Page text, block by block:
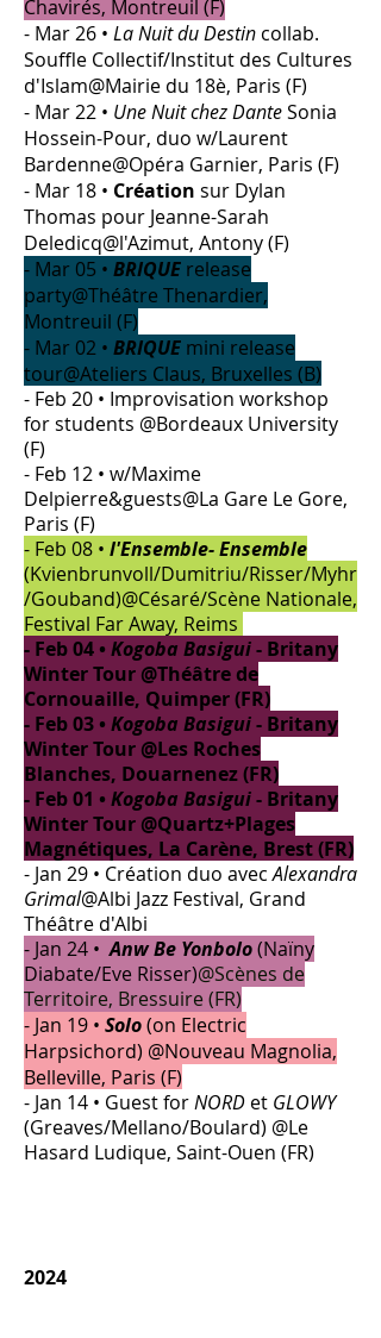
Chavirés, Montreuil (F)
- Mar 26 • La Nuit du Destin collab.
Souffle Collectif/Institut des Cultures
d'Islam@Mairie du 18è, Paris (F)
- Mar 22 • Une Nuit chez DanteSonia
Hossein-Pour, duo w/Laurent
Bardenne@Opéra Garnier, Paris (F)
- Mar 18 • Création sur Dylan
Thomas pour Jeanne-Sarah
Deledicq@l'Azimut, Antony (F)
- Mar 05 • BRIQUE release
party@Théâtre Thenardier,
Montreuil (F)
​- Mar 02 • BRIQUE mini release
tour@Ateliers Claus, Bruxelles (B)
- Feb 20 • Improvisation workshop
for students @Bordeaux University
(F)
- Feb 12 • w/Maxime
Delpierre&guests@La Gare Le Gore,
Paris (F)
- Feb 08 • l'Ensemble- Ensemble
(Kvienbrunvoll/Dumitriu/Risser/Myhr
/Gouband)@Césaré/Scène Nationale,
Festival Far Away, Reims
- Feb 04 • Kogoba Basigui- Britany
Winter Tour @Théâtre de
Cornouaille, Quimper (FR)
- Feb 03 • Kogoba Basigui- Britany
Winter Tour @Les Roches
Blanches, Douarnenez (FR)
- Feb 01 • Kogoba Basigui- Britany
Winter Tour @Quartz+Plages
Magnétiques, La Carène, Brest (FR)
- Jan 29 • Création duo avecAlexandra
Grimal@Albi Jazz Festival, Grand
Théâtre d'Albi
- Jan 24 • Anw Be Yonbolo(Naïny
Diabate/Eve Risser)@Scènes de
Territoire, Bressuire (FR)
- Jan 19 • Solo(on Electric
Harpsichord) @Nouveau Magnolia,
Belleville, Paris (F)
- Jan 14 • Guest forNORD et GLOWY
(Greaves/Mellano/Boulard) @Le
Hasard Ludique, Saint-Ouen (FR)
2024